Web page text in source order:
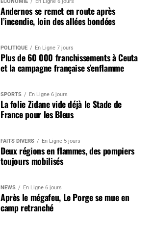
Andernos se remet en route après
l’incendie, loin des allées bondées
POLITIQUE En Ligne 7 jours
Plus de 60 000 franchissements à Ceuta
et la campagne française s’enflamme
SPORTS En Ligne 6 jours
La folie Zidane vide déjà le Stade de
France pour les Bleus
FAITS DIVERS En Ligne 5 jours
Deux régions en flammes, des pompiers
toujours mobilisés
NEWS En Ligne 6 jours
Après le mégafeu, Le Porge se mue en
camp retranché